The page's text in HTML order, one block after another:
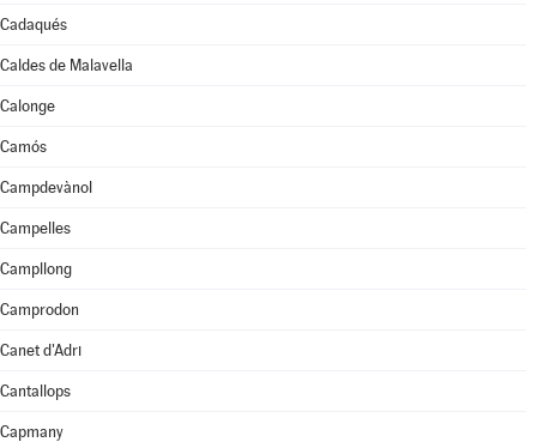
Cadaqués
Caldes de Malavella
Calonge
Camós
Campdevànol
Campelles
Campllong
Camprodon
Canet d'Adri
Cantallops
Capmany